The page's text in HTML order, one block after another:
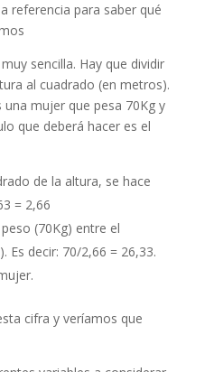
referencia para saber qué
sencilla. Hay que dividir
al cuadrado (en metros).
mujer que pesa 70Kg y
que deberá hacer es el
de la altura, se hace
= 2,66
(70Kg) entre el
Es decir: 70/2,66 = 26,33.
cifra y veríamos que